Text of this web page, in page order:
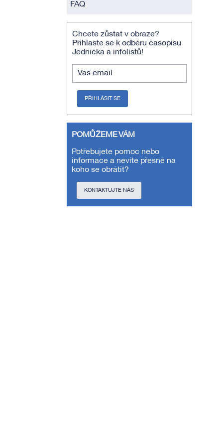
FAQ
Chcete zůstat v obraze?
Přihlaste se k odběru časopisu
Jednička a infolistů!
Váš email
PŘIHLÁSIT SE
POMŮŽEME VÁM
Potřebujete pomoc nebo
informace a nevíte přesně na
koho se obrátit?
KONTAKTUJTE NÁS